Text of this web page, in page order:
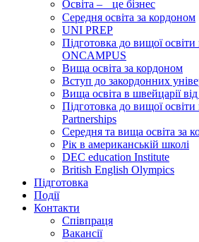
Освіта – це бізнес
Середня освіта за кордоном
UNI PREP
Підготовка до вищої освіти
ONCAMPUS
Вища освіта за кордоном
Вступ до закордонних
Вища освіта в швейцарії
Підготовка до вищої
Partnerships
Середня та вища освіта за
Рік в американській школі
DEC education Institute
British English Olympics
Підготовка
Події
Контакти
Співпраця
Вакансії